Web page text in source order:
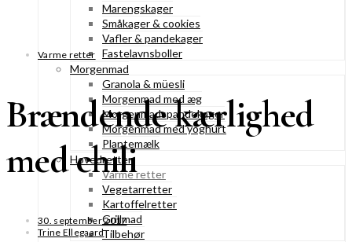
Marengskager
Småkager & cookies
Vafler & pandekager
Fastelavnsboller
Morgenmad
Granola & müesli
Morgenmad med æg
Morgenmadspandekager
Morgenmad med yoghurt
Plantemælk
Hovedretter
Varme retter
Vegetarretter
Kartoffelretter
Grillmad
Tilbehør
Varme retter
Brændende kærlighed
med chili
30. september 2017
Trine Ellegaard